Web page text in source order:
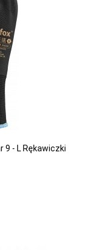
9 - L Rękawiczki